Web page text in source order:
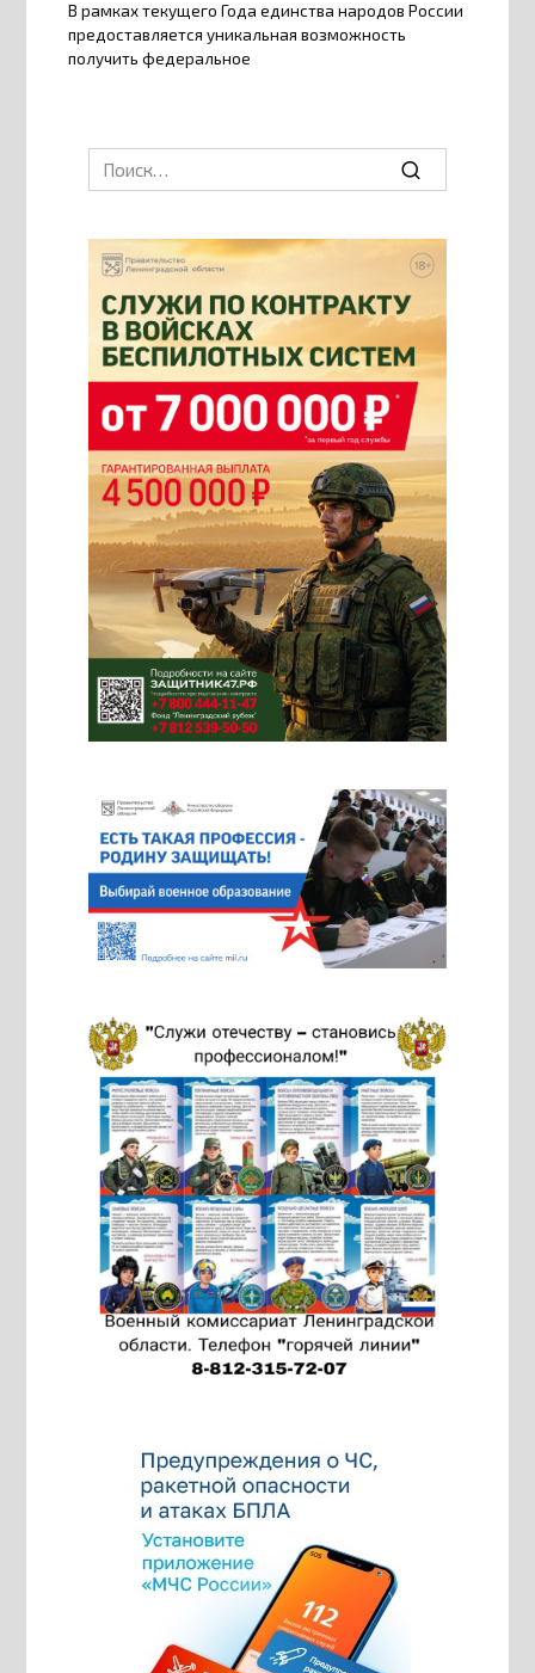
В рамках текущего Года единства народов России
предоставляется уникальная возможность
получить федеральное
Search
for: